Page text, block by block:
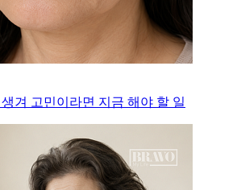
겨 고민이라면 지금 해야 할 일